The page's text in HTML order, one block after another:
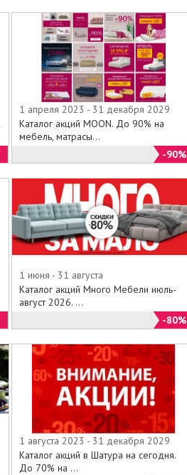
1 апреля 2023 - 31 декабря 2029
Каталог акций MOON. До 90% на
мебель, матрасы...
-90%
1 июня - 31 августа
Каталог акций Много Мебели июль-
август 2026. ...
-80%
1 августа 2023 - 31 декабря 2029
Каталог акций в Шатура на сегодня.
До 70% на ...